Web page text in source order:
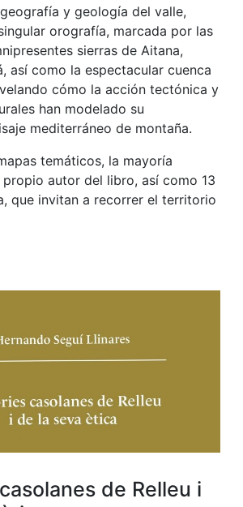
y geología del valle,
orografía, marcada por las
sierras de Aitana,
así como la espectacular cuenca
cómo la acción tectónica y
han modelado su
mediterráneo de montaña.
temáticos, la mayoría
autor del libro, así como 13
que invitan a recorrer el territorio
de Relleu i